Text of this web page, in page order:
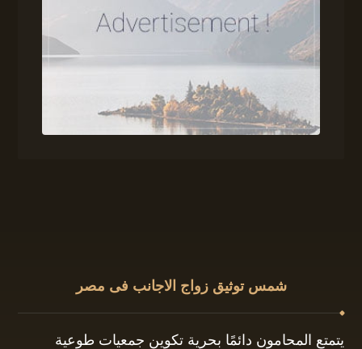
شمس توثيق زواج الاجانب فى مصر
يتمتع المحامون دائمًا بحرية تكوين جمعيات طوعية